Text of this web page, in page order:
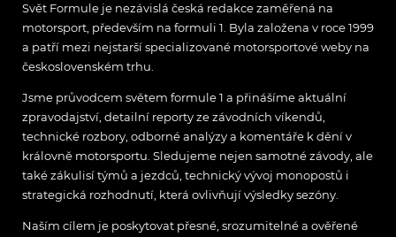
Svět Formule je nezávislá česká redakce zaměřená na
motorsport, především na formuli 1. Byla založena v roce 1999
a patří mezi nejstarší specializované motorsportové weby na
československém trhu.
Jsme průvodcem světem formule 1 a přinášíme aktuální
zpravodajství, detailní reporty ze závodních víkendů,
technické rozbory, odborné analýzy a komentáře k dění v
královně motorsportu. Sledujeme nejen samotné závody, ale
také zákulisí týmů a jezdců, technický vývoj monopostů i
strategická rozhodnutí, která ovlivňují výsledky sezóny.
Naším cílem je poskytovat přesné, srozumitelné a ověřené